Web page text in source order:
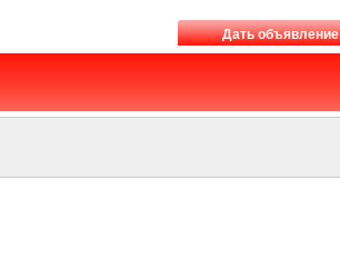
Дать объявление